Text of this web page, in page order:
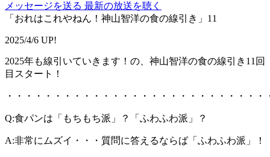
メッセージを送る 最新の放送を聴く
「おれはこれやねん！神山智洋の食の線引き」11
2025/4/6 UP!
2025年も線引いていきます！の、神山智洋の食の線引き11回
目スタート！
・・・・・・・・・・・・・・・・・・・・・・・・・・
Q:食パンは「もちもち派」？「ふわふわ派」？
A:非常にムズイ・・・質問に答えるならば「ふわふわ派」！